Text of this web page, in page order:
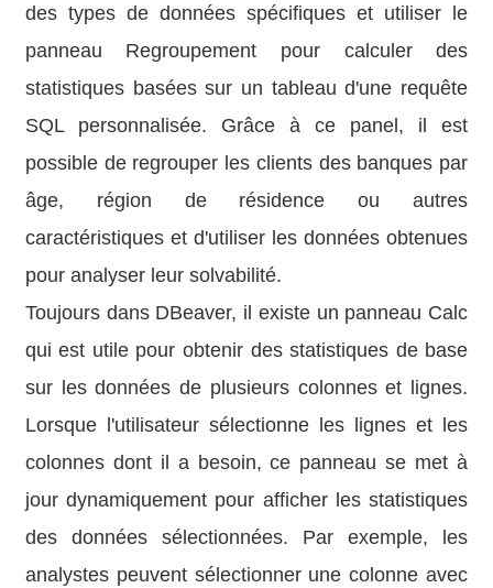
des types de données spécifiques et utiliser le
panneau Regroupement pour calculer des
statistiques basées sur un tableau d'une requête
SQL personnalisée. Grâce à ce panel, il est
possible de regrouper les clients des banques par
âge, région de résidence ou autres
caractéristiques et d'utiliser les données obtenues
pour analyser leur solvabilité.
Toujours dans DBeaver, il existe un panneau Calc
qui est utile pour obtenir des statistiques de base
sur les données de plusieurs colonnes et lignes.
Lorsque l'utilisateur sélectionne les lignes et les
colonnes dont il a besoin, ce panneau se met à
jour dynamiquement pour afficher les statistiques
des données sélectionnées. Par exemple, les
analystes peuvent sélectionner une colonne avec